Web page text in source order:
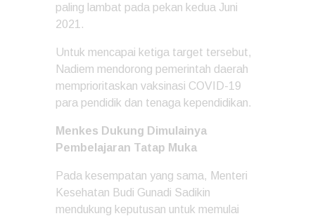
paling lambat pada pekan kedua Juni
2021.
Untuk mencapai ketiga target tersebut,
Nadiem mendorong pemerintah daerah
memprioritaskan vaksinasi COVID-19
para pendidik dan tenaga kependidikan.
Menkes Dukung Dimulainya
Pembelajaran Tatap Muka
Pada kesempatan yang sama, Menteri
Kesehatan Budi Gunadi Sadikin
mendukung keputusan untuk memulai